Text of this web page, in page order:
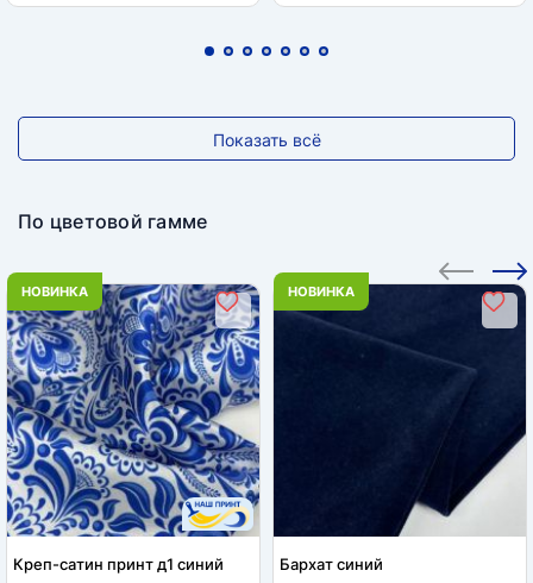
Показать всё
По цветовой гамме
НОВИНКА
Креп-сатин принт д1 синий
НОВИНКА
Бархат синий